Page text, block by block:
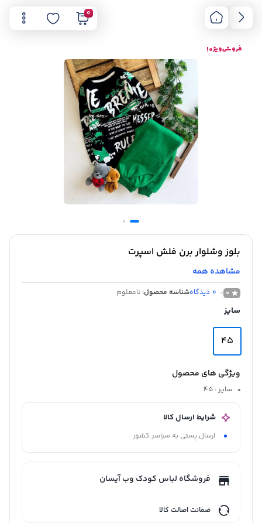
0
فروش ویژه !
بلوز وشلوار برن فلش اسپرت
مشاهده همه
0
0 دیدگاهشناسه محصول: نامعلوم
سایز
45
ویژگی های محصول
سایز : 45
شرایط ارسال کالا
ارسال پستی به سراسر کشور
فروشگاه لباس کودک وب آیسان
ضمانت اصالت کالا